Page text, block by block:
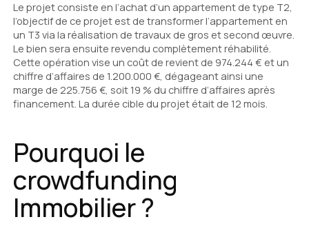
Le projet consiste en l’achat d’un appartement de type T2,
l’objectif de ce projet est de transformer l’appartement en
un T3 via la réalisation de travaux de gros et second œuvre.
Le bien sera ensuite revendu complètement réhabilité.
Cette opération vise un coût de revient de 974.244 € et un
chiffre d’affaires de 1.200.000 €, dégageant ainsi une
marge de 225.756 €, soit 19 % du chiffre d’affaires après
financement. La durée cible du projet était de 12 mois.
Pourquoi le
crowdfunding
Immobilier ?